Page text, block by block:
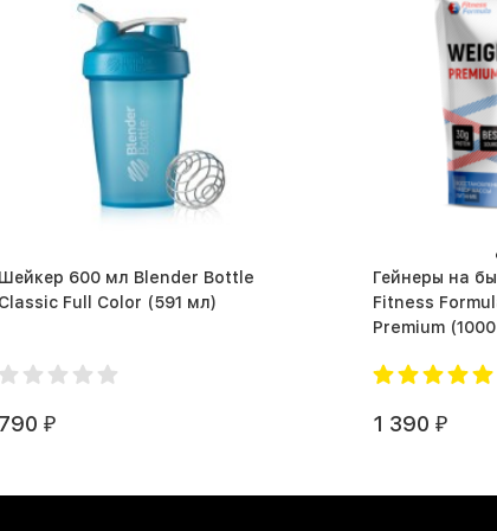
Шейкер 600 мл Blender Bottle
Classic Full Color (591 мл)
790 ₽
Гейнеры на
Fitness
Premium
1 390 ₽